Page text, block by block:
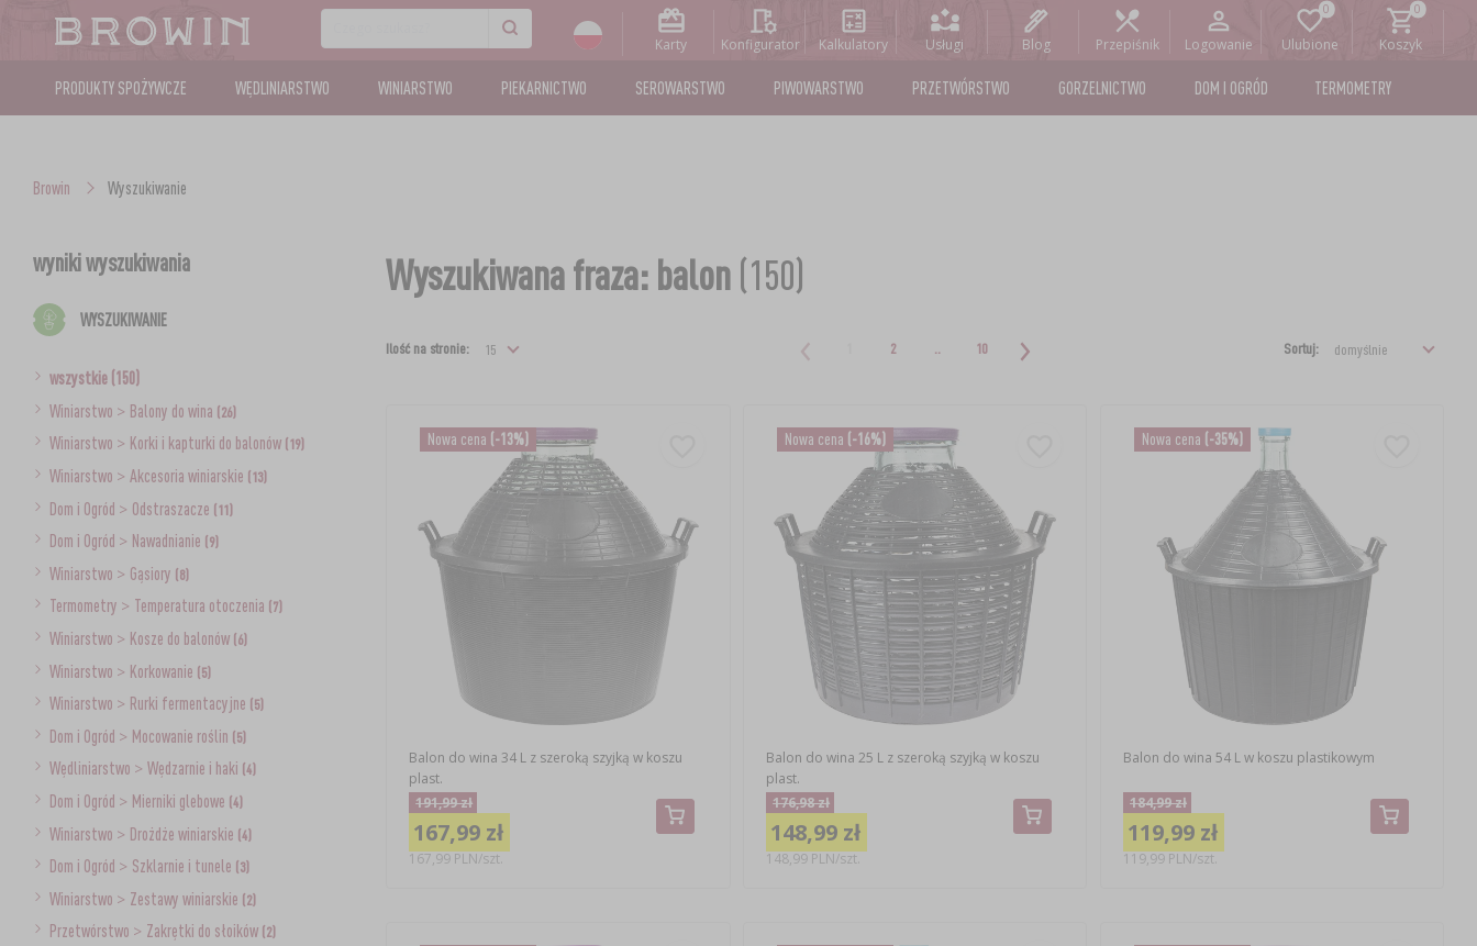
Karty Konfigurator Kalkulatory Usługi Blog Przepiśnik Logowanie Ulubione Koszyk
PRODUKTY SPOŻYWCZE WĘDLINIARSTWO WINIARSTWO PIEKARNICTWO SEROWARSTWO PIWOWARSTWO PRZETWÓRSTWO GORZELNICTWO DOM I OGRÓD TERMOMETRY
Browin Wyszukiwanie
wyniki wyszukiwania
WYSZUKIWANIE
wszystkie (150)
Winiarstwo > Balony do wina (26)
Winiarstwo > Korki i kapturki do balonów (19)
Winiarstwo > Akcesoria winiarskie (13)
Dom i Ogród > Odstraszacze (11)
Dom i Ogród > Nawadnianie (9)
Winiarstwo > Gąsiory (8)
Termometry > Temperatura otoczenia (7)
Winiarstwo > Kosze do balonów (6)
Winiarstwo > Korkowanie (5)
Winiarstwo > Rurki fermentacyjne (5)
Dom i Ogród > Mocowanie roślin (5)
Wędliniarstwo > Wędzarnie i haki (4)
Dom i Ogród > Mierniki glebowe (4)
Winiarstwo > Drożdże winiarskie (4)
Dom i Ogród > Szklarnie i tunele (3)
Winiarstwo > Zestawy winiarskie (2)
Przetwórstwo > Zakrętki do słoików (2)
Wyszukiwana fraza: balon(150)
Ilość na stronie: 2 .. 10 Sortuj:
Nowa cena (-13%)
Balon do wina 34 L z szeroką szyjką w koszu
plast.
191,99 zł
167,99 zł
167,99 PLN/szt.
Nowa cena (-16%)
Balon do wina 25 L z szeroką szyjką w koszu
plast.
176,98 zł
148,99 zł
148,99 PLN/szt.
Nowa cena (-35%)
Balon do wina 54 L w koszu plastikowym
184,99 zł
119,99 zł
119,99 PLN/szt.